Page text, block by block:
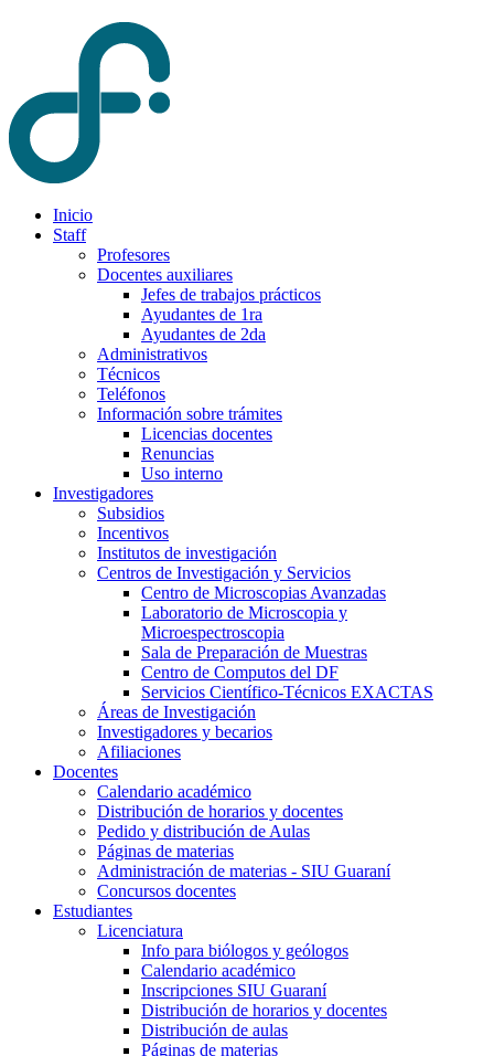
Inicio
Staff
Profesores
Docentes auxiliares
Jefes de trabajos prácticos
Ayudantes de 1ra
Ayudantes de 2da
Administrativos
Técnicos
Teléfonos
Información sobre trámites
Licencias docentes
Renuncias
Uso interno
Investigadores
Subsidios
Incentivos
Institutos de investigación
Centros de Investigación y Servicios
Centro de Microscopias Avanzadas
Laboratorio de Microscopia y
Microespectroscopia
Sala de Preparación de Muestras
Centro de Computos del DF
Servicios Científico-Técnicos EXACTAS
Áreas de Investigación
Investigadores y becarios
Afiliaciones
Docentes
Calendario académico
Distribución de horarios y docentes
Pedido y distribución de Aulas
Páginas de materias
Administración de materias - SIU Guaraní
Concursos docentes
Estudiantes
Licenciatura
Info para biólogos y geólogos
Calendario académico
Inscripciones SIU Guaraní
Distribución de horarios y docentes
Distribución de aulas
Páginas de materias